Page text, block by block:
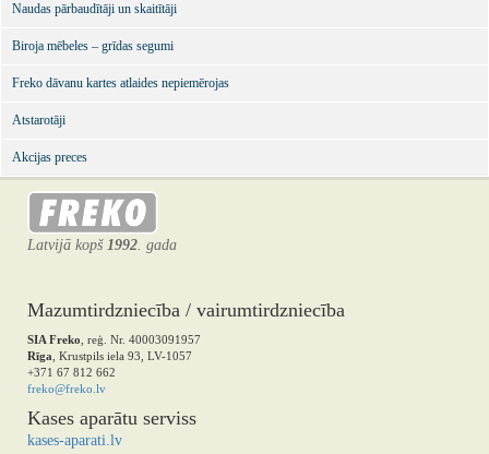
Naudas pārbaudītāji un skaitītāji
Biroja mēbeles – grīdas segumi
Freko dāvanu kartes atlaides nepiemērojas
Atstarotāji
Akcijas preces
Latvijā kopš 1992. gada
Mazumtirdzniecība / vairumtirdzniecība
SIA Freko , reģ. Nr. 40003091957
Rīga , Krustpils iela 93, LV-1057
+371 67 812 662
freko@freko.lv
Kases aparātu serviss
kases-aparati.lv